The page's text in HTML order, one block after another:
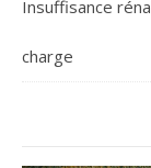
Insuffisance
charge